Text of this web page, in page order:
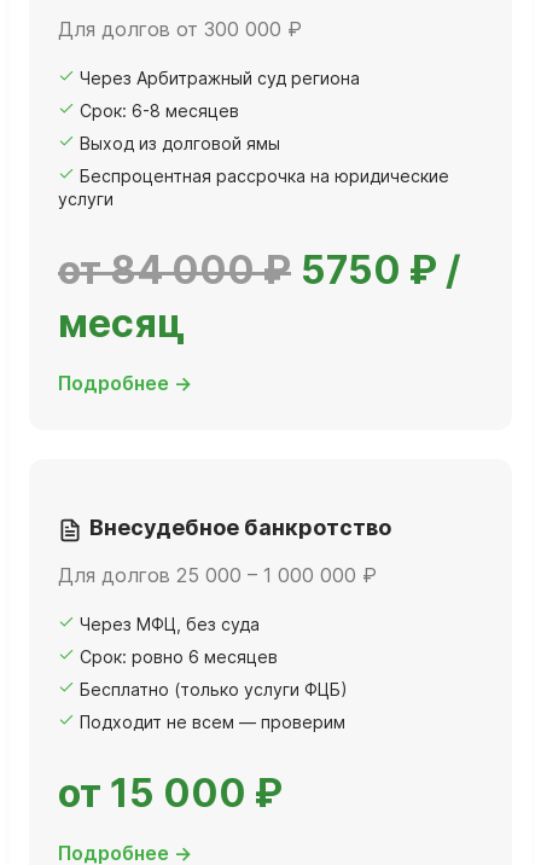
Для долгов от 300 000 ₽
Через Арбитражный суд региона
Срок: 6-8 месяцев
Выход из долговой ямы
Беспроцентная рассрочка на юридические
услуги
от 84 000 ₽ 5750 ₽ /
месяц
Подробнее →
Внесудебное банкротство
Для долгов 25 000 – 1 000 000 ₽
Через МФЦ, без суда
Срок: ровно 6 месяцев
Бесплатно (только услуги ФЦБ)
Подходит не всем — проверим
от 15 000 ₽
Подробнее →